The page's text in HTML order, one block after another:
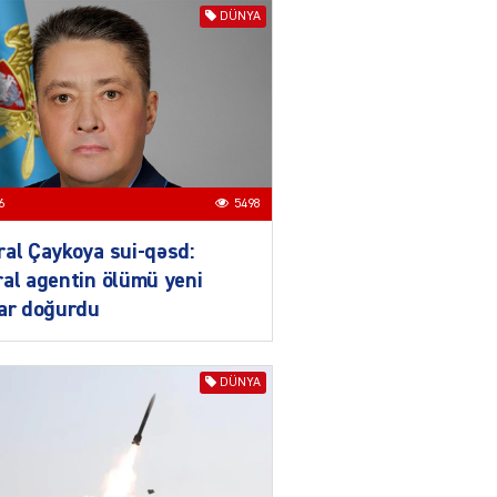
Nazirdən Orta Dəhliz
açıqlaması
04.08.2026
Ermənistanın taleyi BU
Sədərəkdən Culfaya icra
başçısı göndərildi
4396
Son illərdə Bakı ilə Bişkek
arasında əlaqələr sürətlə
DÜNYA
5498
Çaykoya sui-qəsd:
agentin ölümü yeni
doğurdu
DÜNYA